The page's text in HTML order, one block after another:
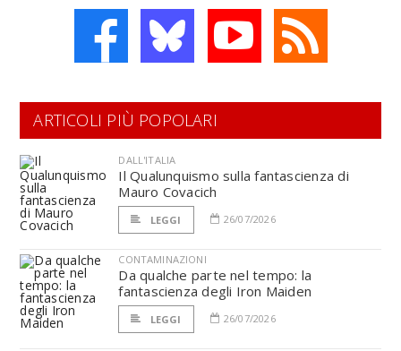
ARTICOLI PIÙ POPOLARI
DALL'ITALIA
Il Qualunquismo sulla fantascienza di
Mauro Covacich
LEGGI 26/07/2026
CONTAMINAZIONI
Da qualche parte nel tempo: la
fantascienza degli Iron Maiden
LEGGI 26/07/2026